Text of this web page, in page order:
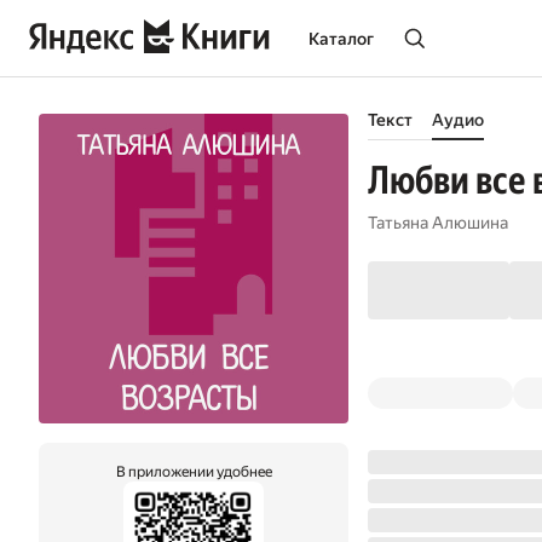
Каталог
В приложении удобнее
Текст Аудио
Любви все
Татьяна Алюшина